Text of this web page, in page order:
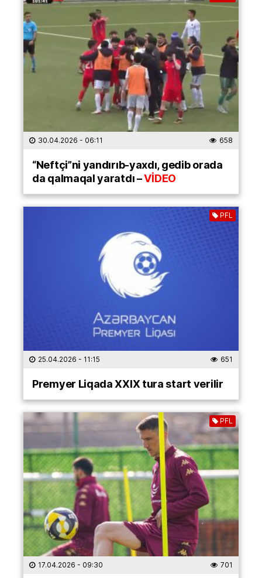
30.04.2026 - 06:11 658
“Neftçi”ni yandırıb-yaxdı, gedib orada
da qalmaqal yaratdı –VİDEO
PFL
25.04.2026 - 11:15 651
Premyer Liqada XXIX tura start verilir
PFL
17.04.2026 - 09:30 701